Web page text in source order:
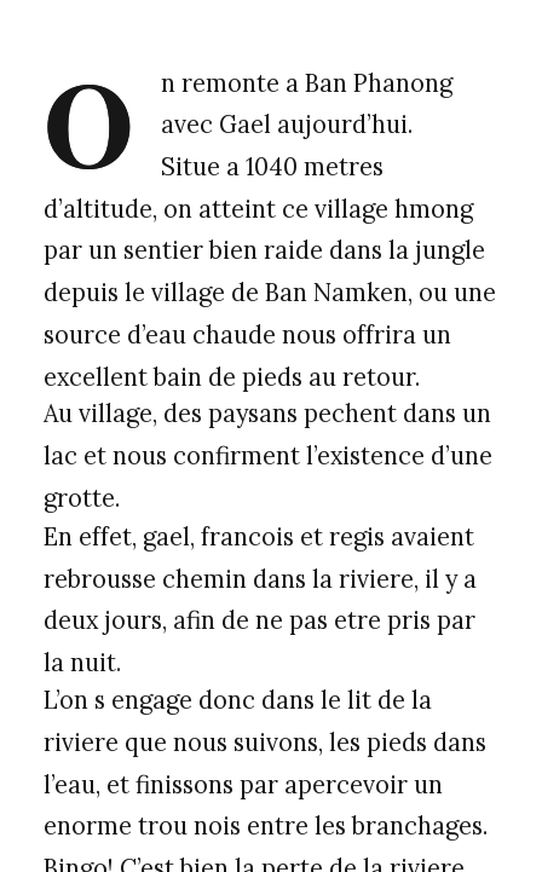
O
n remonte a Ban Phanong
avec Gael aujourd’hui.
Situe a 1040 metres
d’altitude, on atteint ce village hmong
par un sentier bien raide dans la jungle
depuis le village de Ban Namken, ou une
source d’eau chaude nous offrira un
excellent bain de pieds au retour.
Au village, des paysans pechent dans un
lac et nous confirment l’existence d’une
grotte.
En effet, gael, francois et regis avaient
rebrousse chemin dans la riviere, il y a
deux jours, afin de ne pas etre pris par
la nuit.
L’on s engage donc dans le lit de la
riviere que nous suivons, les pieds dans
l’eau, et finissons par apercevoir un
enorme trou nois entre les branchages.